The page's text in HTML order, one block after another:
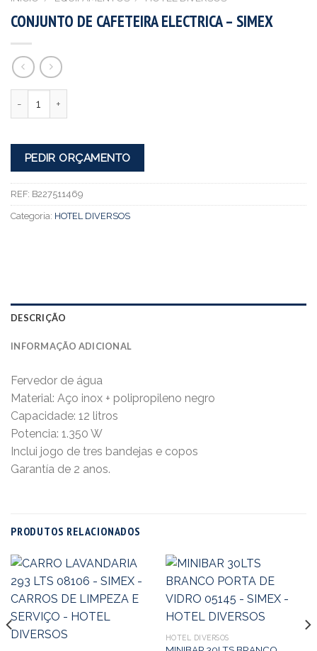
CONJUNTO DE CAFETEIRA ELECTRICA – SIMEX
PEDIR ORÇAMENTO
REF: B227511469
Categoria: HOTEL DIVERSOS
DESCRIÇÃO
INFORMAÇÃO ADICIONAL
Fervedor de água
Material: Aço inox + polipropileno negro
Capacidade: 12 litros
Potencia: 1.350 W
Inclui jogo de tres bandejas e copos
Garantía de 2 anos.
PRODUTOS RELACIONADOS
HOTEL DIVERSOS